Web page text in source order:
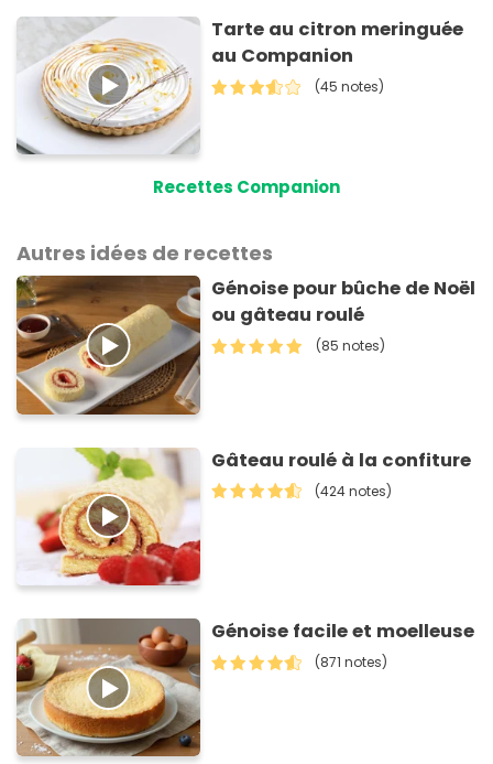
Tarte au citron meringuée
au Companion
(45 notes)
Recettes Companion
Autres idées de recettes
Génoise pour bûche de Noël
ou gâteau roulé
(85 notes)
Gâteau roulé à la confiture
(424 notes)
Génoise facile et moelleuse
(871 notes)